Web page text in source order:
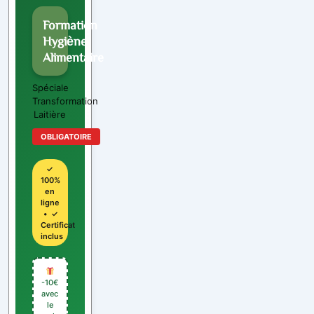
Formation
Hygiène
Alimentaire
Spéciale
Transformation
Laitière
OBLIGATOIRE
✓
100%
en
ligne
• ✓
Certificat
inclus
-10€
avec
le